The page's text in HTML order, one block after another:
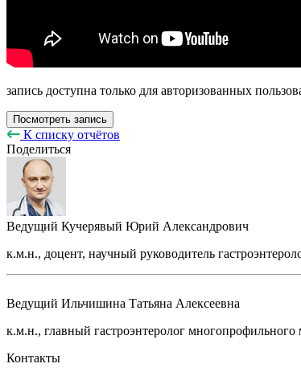
запись доступна только для авторизованных
Посмотреть запись
К списку отчётов
Поделиться
Ведущий Кучерявый Юрий Александрович
к.м.н., доцент, научный руководитель
Ведущий Ильчишина Татьяна Алексеевна
к.м.н., главный гастроэнтеролог
Контакты